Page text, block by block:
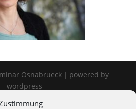
Osnabrueck | powered by
wordpress